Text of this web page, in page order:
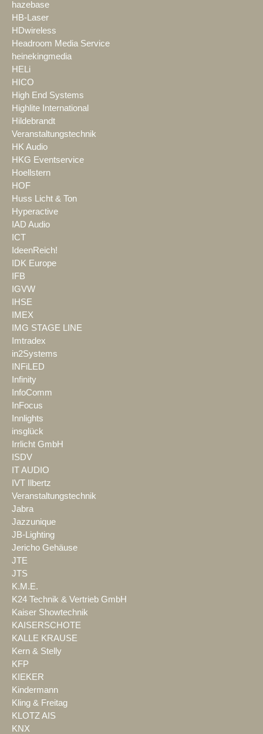
hazebase
HB-Laser
HDwireless
Headroom Media Service
heinekingmedia
HELi
HICO
High End Systems
Highlite International
Hildebrandt
Veranstaltungstechnik
HK Audio
HKG Eventservice
Hoellstern
HOF
Huss Licht & Ton
Hyperactive
IAD Audio
ICT
IdeenReich!
IDK Europe
IFB
IGVW
IHSE
IMEX
IMG STAGE LINE
Imtradex
in2Systems
INFiLED
Infinity
InfoComm
InFocus
Innlights
insglück
Irrlicht GmbH
ISDV
IT AUDIO
IVT Ilbertz
Veranstaltungstechnik
Jabra
Jazzunique
JB-Lighting
Jericho Gehäuse
JTE
JTS
K.M.E.
K24 Technik & Vertrieb GmbH
Kaiser Showtechnik
KAISERSCHOTE
KALLE KRAUSE
Kern & Stelly
KFP
KIEKER
Kindermann
Kling & Freitag
KLOTZ AIS
KNX